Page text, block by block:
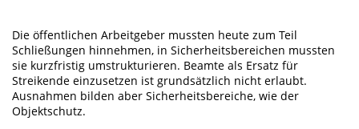
Die öffentlichen Arbeitgeber mussten heute zum Teil
Schließungen hinnehmen, in Sicherheitsbereichen mussten
sie kurzfristig umstrukturieren. Beamte als Ersatz für
Streikende einzusetzen ist grundsätzlich nicht erlaubt.
Ausnahmen bilden aber Sicherheitsbereiche, wie der
Objektschutz.